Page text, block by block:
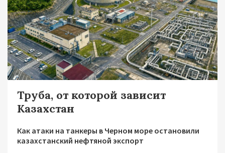
Труба, от которой зависит
Казахстан
Как атаки на танкеры в Черном море остановили
казахстанский нефтяной экспорт